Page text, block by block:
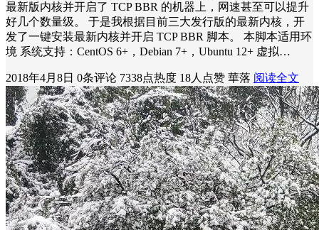
最新版内核并开启了 TCP BBR 的机器上，网速甚至可以提升
好几个数量级。 于是我根据目前三大发行版的最新内核，开
发了一键安装最新内核并开启 TCP BBR 脚本。 本脚本适用环
境 系统支持：CentOS 6+，Debian 7+，Ubuntu 12+ 虚拟…
2018年4月8日 0条评论 7338点热度 18人点赞 華落 阅读全文